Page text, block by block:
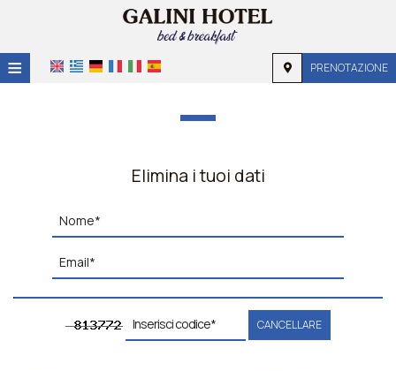
≡ PRENOTAZIONE
ALLOGGIO
RICHIESTA
CONTATTI
Elimina i tuoi dati
CANCELLARE